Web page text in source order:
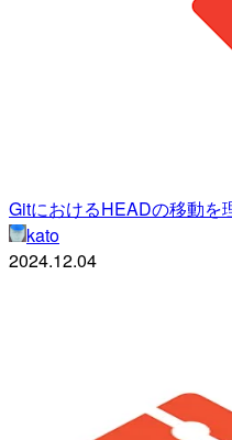
GitにおけるHEADの移動を
kato
2024.12.04